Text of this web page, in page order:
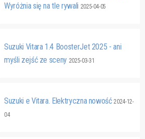
Wyróżnia się na tle rywali 2025-04-05
Suzuki Vitara 1.4 BoosterJet 2025 - ani
myśli zejść ze sceny 2025-03-31
Suzuki e Vitara. Elektryczna nowość2024-12-
04